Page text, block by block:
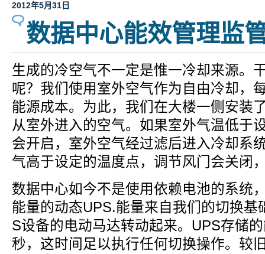
2012年5月31日
数据中心能效管理监
生成的冷空气不一定是惟一冷却来源。
呢？我们使用室外空气作为自由冷却，
能源成本。为此，我们在大楼一侧安装
从室外进入的空气。如果室外气温低于
会开启，室外空气经过滤后进入冷却系
气高于设定的温度点，调节风门会关闭
数据中心如今不是使用依赖电池的系统
能量的动态UPS.能量来自我们的切换基
S设备的电动马达转动起来。UPS存储
秒，这时间足以执行任何切换操作。较